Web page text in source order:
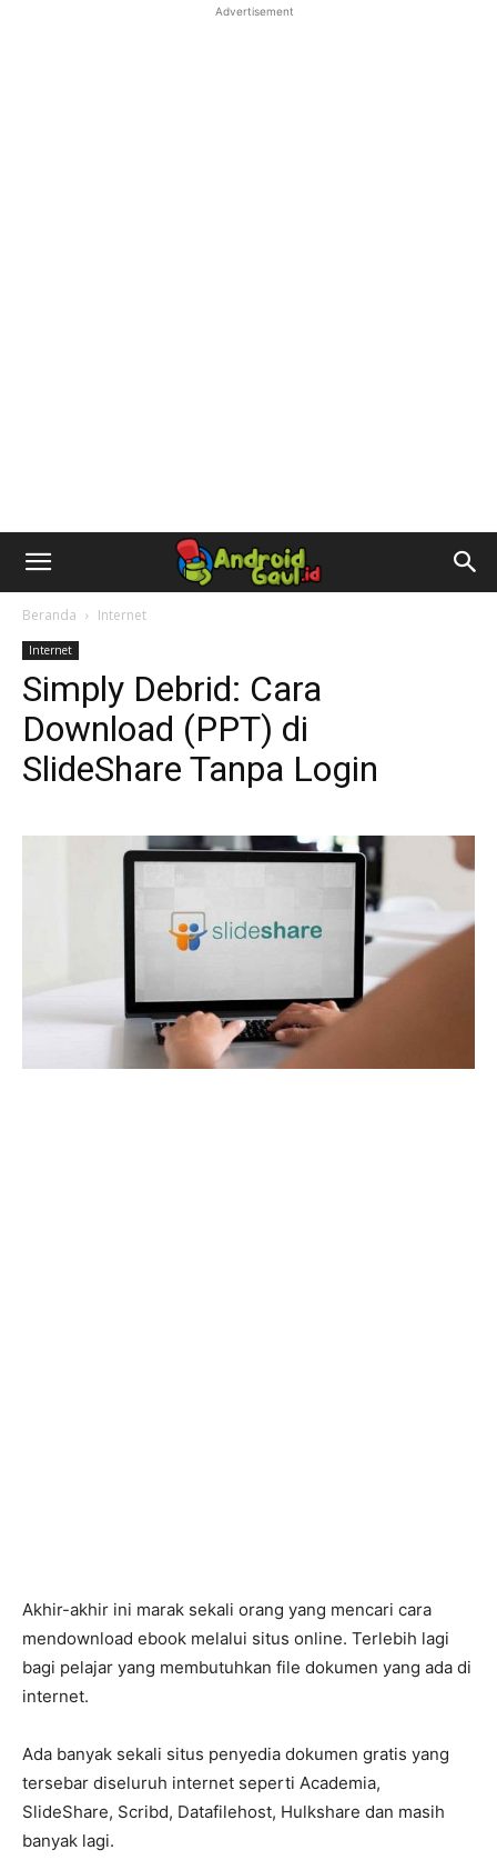
Advertisement
AndroidGaul.id
Beranda Internet
Internet
Simply Debrid: Cara
Download (PPT) di
SlideShare Tanpa Login
Akhir-akhir ini marak sekali orang yang mencari cara
mendownload ebook melalui situs online. Terlebih lagi
bagi pelajar yang membutuhkan file dokumen yang ada di
internet.
Ada banyak sekali situs penyedia dokumen gratis yang
tersebar diseluruh internet seperti Academia,
SlideShare, Scribd, Datafilehost, Hulkshare dan masih
banyak lagi.